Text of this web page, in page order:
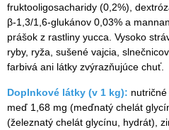
fruktooligosacharidy (0,2%),
β-1,3/1,6-glukánov 0,03% a
prášok z rastliny yucca. Vysoko
ryby, ryža, sušené vajcia,
farbivá ani látky zvýrazňujúce chuť.
Doplnkové látky (v 1 kg): nutričné
meď 1,68 mg (meďnatý chelát
(železnatý chelát glycínu, hydrát),